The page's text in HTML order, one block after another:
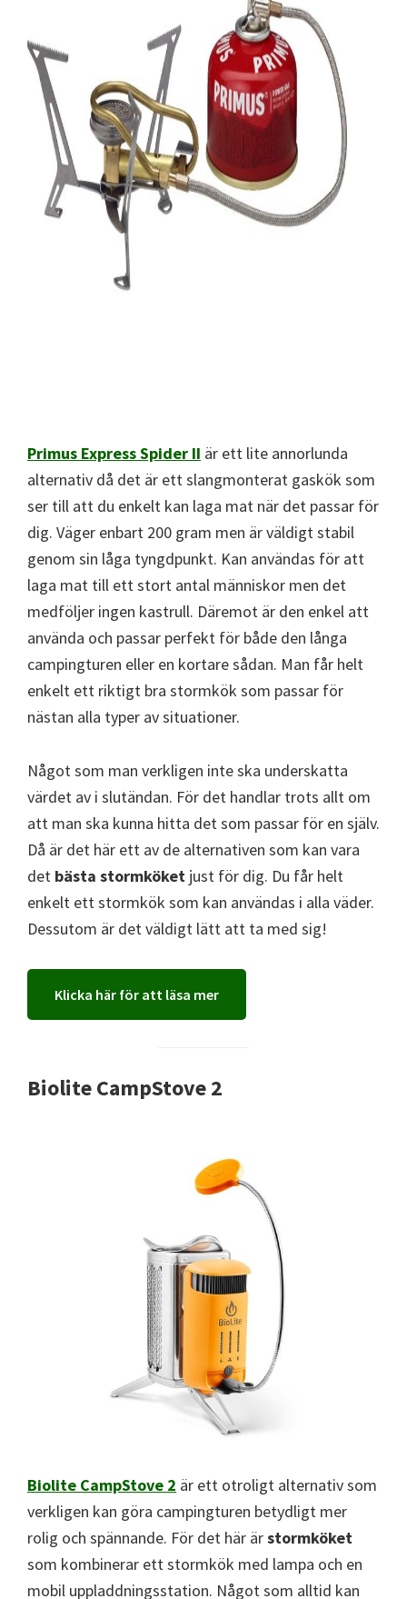
Primus Express Spider II är ett lite annorlunda
alternativ då det är ett slangmonterat gaskök som
ser till att du enkelt kan laga mat när det passar för
dig. Väger enbart 200 gram men är väldigt stabil
genom sin låga tyngdpunkt. Kan användas för att
laga mat till ett stort antal människor men det
medföljer ingen kastrull. Däremot är den enkel att
använda och passar perfekt för både den långa
campingturen eller en kortare sådan. Man får helt
enkelt ett riktigt bra stormkök som passar för
nästan alla typer av situationer.
Något som man verkligen inte ska underskatta
värdet av i slutändan. För det handlar trots allt om
att man ska kunna hitta det som passar för en själv.
Då är det här ett av de alternativen som kan vara
det bästa stormköket just för dig. Du får helt
enkelt ett stormkök som kan användas i alla väder.
Dessutom är det väldigt lätt att ta med sig!
Klicka här för att läsa mer
Biolite CampStove 2
Biolite CampStove 2 är ett otroligt alternativ som
verkligen kan göra campingturen betydligt mer
rolig och spännande. För det här ärstormköket
som kombinerar ett stormkök med lampa och en
mobil uppladdningsstation. Något som alltid kan